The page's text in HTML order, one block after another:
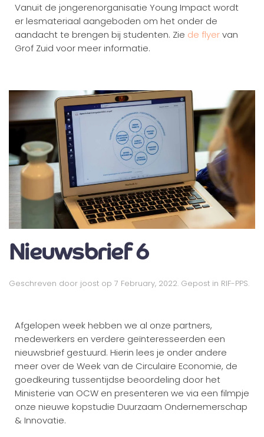
Vanuit de jongerenorganisatie Young Impact wordt
er lesmateriaal aangeboden om het onder de
aandacht te brengen bij studenten. Zie de flyervan
Grof Zuid voor meer informatie.
Nieuwsbrief 6
Geschreven door joost op 7 February, 2022. Gepost in RIF-PPS.
Afgelopen week hebben we al onze partners,
medewerkers en verdere geïnteresseerden een
nieuwsbrief gestuurd. Hierin lees je onder andere
meer over de Week van de Circulaire Economie, de
goedkeuring tussentijdse beoordeling door het
Ministerie van OCW en presenteren we via een filmpje
onze nieuwe kopstudie Duurzaam Ondernemerschap
& Innovatie.